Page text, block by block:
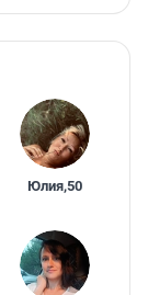
Юлия,50